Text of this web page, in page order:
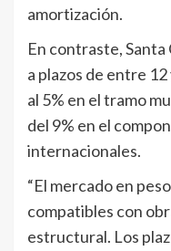
amortización.
En contraste,
a plazos de entre
al 5% en el tramo
del 9% en el
internacionales.
“El mercado en
compatibles con
estructural. Los